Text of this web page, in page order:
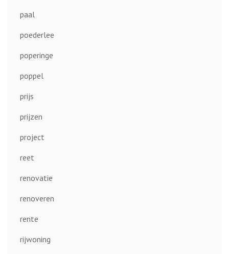
paal
poederlee
poperinge
poppel
prijs
prijzen
project
reet
renovatie
renoveren
rente
rijwoning